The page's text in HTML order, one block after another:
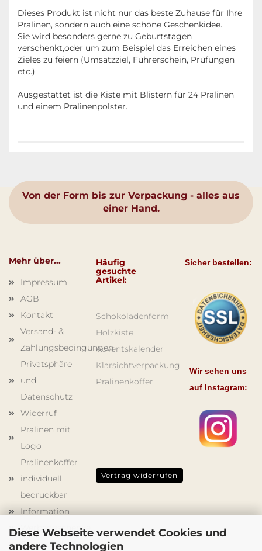
Diese Webseite verwendet Cookies und
andere Technologien
Dieses Produkt ist nicht nur das beste Zuhause für Ihre
Pralinen, sondern auch eine schöne Geschenkidee.
Sie wird besonders gerne zu Geburtstagen
verschenkt,oder um zum Beispiel das Erreichen eines
Zieles zu feiern (Umsatzziel, Führerschein, Prüfungen
etc.)
Ausgestattet ist die Kiste mit Blistern für 24 Pralinen
und einem Pralinenpolster.
Von der Form bis zur Verpackung - alles aus
einer Hand.
Mehr über...
Impressum
AGB
Kontakt
Versand- &
Zahlungsbedingungen
Privatsphäre
und
Datenschutz
Widerruf
Pralinen mit
Logo
Pralinenkoffer
individuell
bedruckbar
Information
Werbegeschenke
Schokoladenformen
Häufig
gesuchte
Artikel:
Schokoladenform
Holzkiste
Adventskalender
Klarsichtverpackung
Pralinenkoffer
Sicher bestellen:
Wir sehen uns
auf Instagram:
Vertrag widerrufen